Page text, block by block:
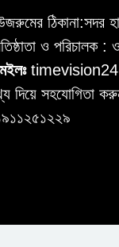
ঠিকানা:সদর
ও পরিচালক
দিয়ে সহযোগিতা